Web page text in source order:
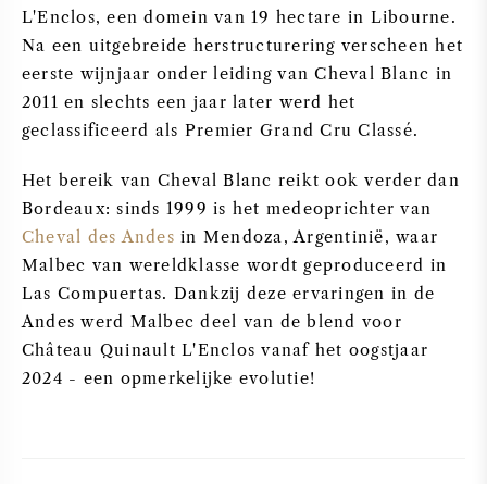
L'Enclos, een domein van 19 hectare in Libourne.
Na een uitgebreide herstructurering verscheen het
eerste wijnjaar onder leiding van Cheval Blanc in
2011 en slechts een jaar later werd het
geclassificeerd als Premier Grand Cru Classé.
Het bereik van Cheval Blanc reikt ook verder dan
Bordeaux: sinds 1999 is het medeoprichter van
Cheval des Andes in Mendoza, Argentinië, waar
Malbec van wereldklasse wordt geproduceerd in
Las Compuertas. Dankzij deze ervaringen in de
Andes werd Malbec deel van de blend voor
Château Quinault L'Enclos vanaf het oogstjaar
2024 - een opmerkelijke evolutie!